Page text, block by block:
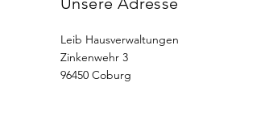
Leib Hausverwaltungen
Zinkenwehr 3
96450 Coburg